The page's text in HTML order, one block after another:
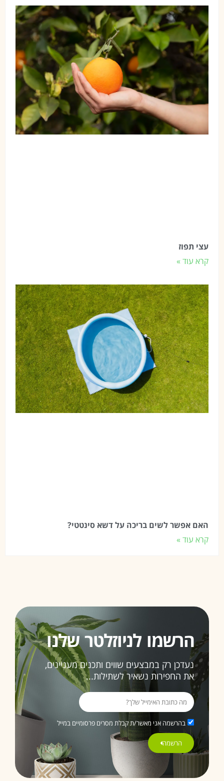
עצי תפוז
קרא עוד »
האם אפשר לשים בריכה על דשא סינטטי?
קרא עוד »
הרשמו לניוזלטר שלנו
נעדכן רק במבצעים שווים ותכנים מעניינים,
את החפירות נשאיר לשתילות...
בהרשמה אני מאשר/ת קבלת מסרים פרסומיים במייל
הרשמה